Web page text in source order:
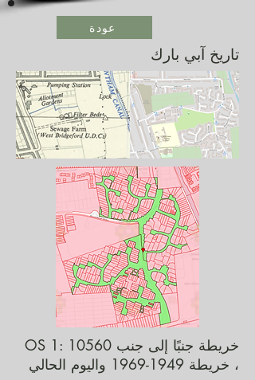
عودة
تاريخ آبي بارك
خريطة جنبًا إلى جنب OS 1: 10560
، خريطة 1949-1969 واليوم الحالي